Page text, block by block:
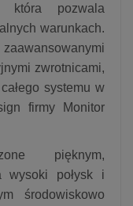
która pozwala
warunkach.
zwrotnicami,
systemu w
firmy Monitor
pięknym,
wysoki połysk i
środowiskowo